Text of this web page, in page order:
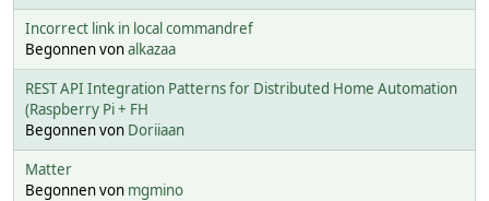
Incorrect link in local commandref
Begonnen vonalkazaa
REST API Integration Patterns for Distributed Home Automation
(Raspberry Pi + FH
Begonnen von Doriiaan
Matter
Begonnen von mgmino